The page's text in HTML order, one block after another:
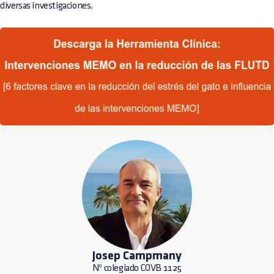
diversas investigaciones.
Josep Campmany
Nº colegiado COVB 1125